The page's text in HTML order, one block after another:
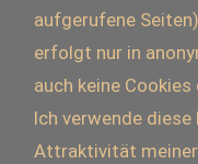
aufgerufene
erfolgt nur in
auch keine
Ich verwende
Attraktivität